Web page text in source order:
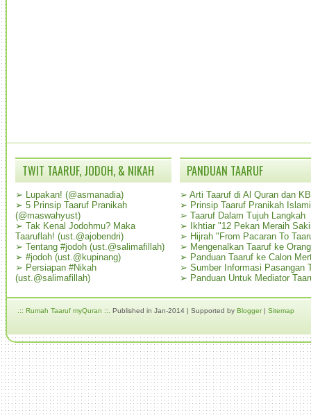
TWIT TAARUF, JODOH, & NIKAH
➢ Lupakan! (@asmanadia)
➢ 5 Prinsip Taaruf Pranikah
(@maswahyust)
➢ Tak Kenal Jodohmu? Maka
Taaruflah! (ust.@ajobendri)
➢ Tentang #jodoh (ust.@salimafillah)
➢ #jodoh (ust.@kupinang)
➢ Persiapan #Nikah
(ust.@salimafillah)
PANDUAN TAARUF
➢ Arti Taaruf di Al Quran dan
➢ Prinsip Taaruf Pranikah Islami
➢ Taaruf Dalam Tujuh Langkah
➢
Ikhtiar "12 Pekan Meraih
➢ Hijrah "From Pacaran To
➢ Mengenalkan Taaruf ke
➢ Panduan Taaruf ke Calon
➢ Sumber Informasi Pasangan
➢ Panduan Untuk Mediator
.:: Rumah Taaruf myQuran ::. Published in Jan-2014 | Supported by Blogger| Sitemap